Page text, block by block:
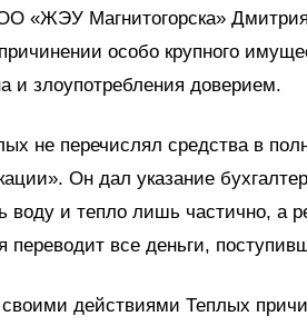
«ЖЭУ Магнитогорска»
особо крупного
и злоупотребления доверием.
не перечислял средства в
Он дал указание
воду и тепло лишь частично, а
все деньги,
действиями Теплых